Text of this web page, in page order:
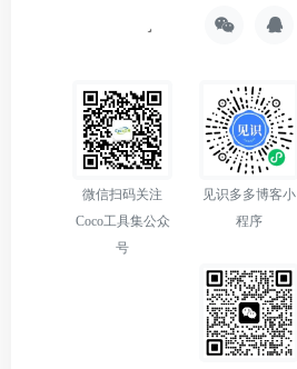
微信扫码关注
Coco工具集公众
号
见识多多博客小
程序